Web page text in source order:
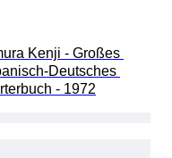
Kenji - Großes
Deutsches
- 1972